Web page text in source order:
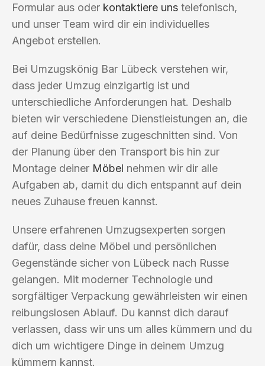
Formular aus oder kontaktiere uns telefonisch,
und unser Team wird dir ein individuelles
Angebot erstellen.
Bei Umzugskönig Bar Lübeck verstehen wir,
dass jeder Umzug einzigartig ist und
unterschiedliche Anforderungen hat. Deshalb
bieten wir verschiedene Dienstleistungen an, die
auf deine Bedürfnisse zugeschnitten sind. Von
der Planung über den Transport bis hin zur
Montage deiner Möbel nehmen wir dir alle
Aufgaben ab, damit du dich entspannt auf dein
neues Zuhause freuen kannst.
Unsere erfahrenen Umzugsexperten sorgen
dafür, dass deine Möbel und persönlichen
Gegenstände sicher von Lübeck nach Russe
gelangen. Mit moderner Technologie und
sorgfältiger Verpackung gewährleisten wir einen
reibungslosen Ablauf. Du kannst dich darauf
verlassen, dass wir uns um alles kümmern und du
dich um wichtigere Dinge in deinem Umzug
kümmern kannst.